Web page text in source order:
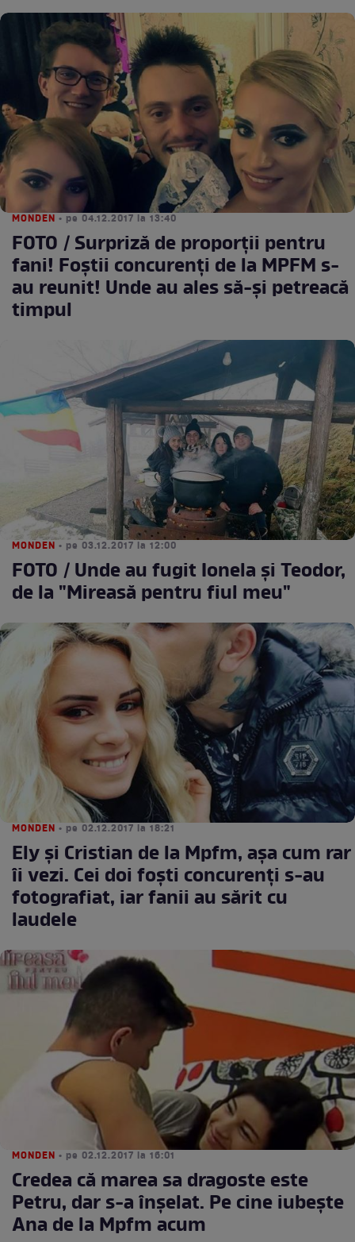
MONDEN • pe 04.12.2017 la 13:40
FOTO / Surpriză de proporţii pentru
fani! Foştii concurenţi de la MPFM s-
au reunit! Unde au ales să-şi petreacă
timpul
MONDEN • pe 03.12.2017 la 12:00
FOTO / Unde au fugit Ionela şi Teodor,
de la "Mireasă pentru fiul meu"
MONDEN • pe 02.12.2017 la 18:21
Ely și Cristian de la Mpfm, așa cum rar
îi vezi. Cei doi foști concurenți s-au
fotografiat, iar fanii au sărit cu
laudele
MONDEN • pe 02.12.2017 la 16:01
Credea că marea sa dragoste este
Petru, dar s-a înșelat. Pe cine iubește
Ana de la Mpfm acum